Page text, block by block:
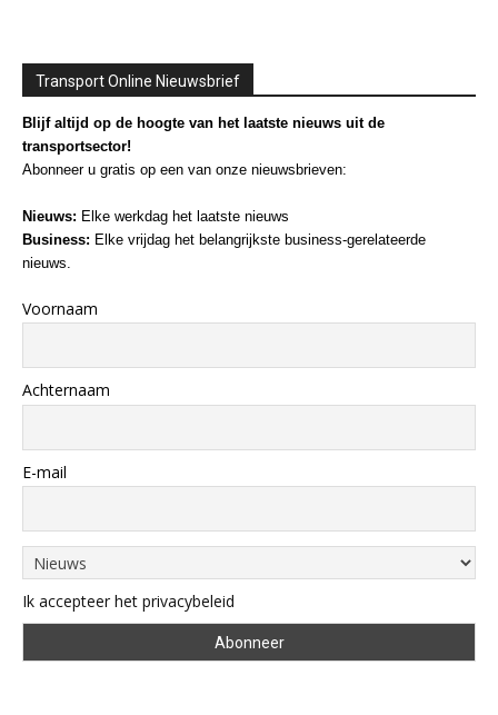
Transport Online Nieuwsbrief
Blijf altijd op de hoogte van het laatste nieuws uit de
transportsector!
Abonneer u gratis op een van onze nieuwsbrieven:
Nieuws: Elke werkdag het laatste nieuws
Business: Elke vrijdag het belangrijkste business-gerelateerde
nieuws.
Voornaam
Achternaam
E-mail
Ik accepteer het privacybeleid